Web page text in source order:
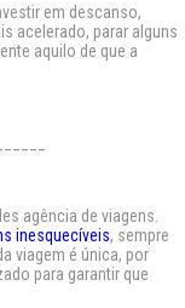
em descanso,
acelerado, parar alguns
aquilo de que a
agência de viagens.
inesquecíveis, sempre
viagem é única, por
para garantir que